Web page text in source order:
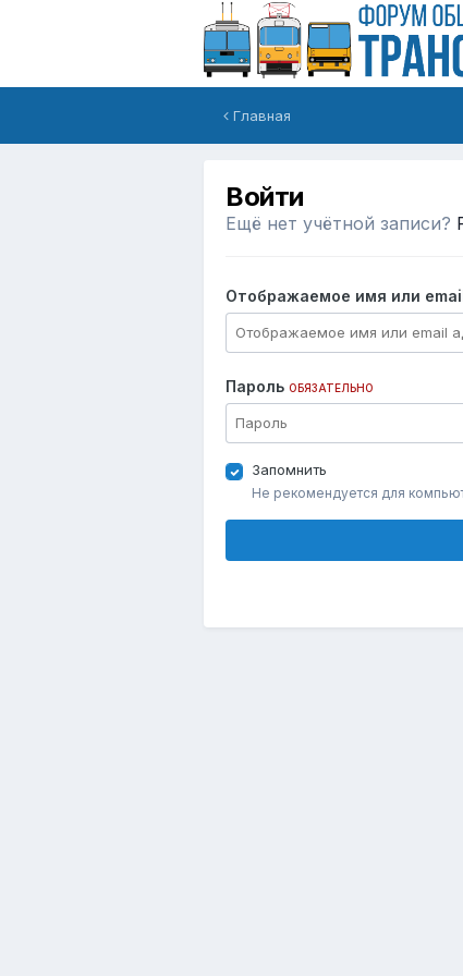
Главная
Войти
Ещё нет учётной записи?
Отображаемое имя или
Пароль ОБЯЗАТЕЛЬНО
Запомнить
Не рекомендуется для